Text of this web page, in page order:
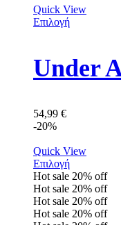
Quick View
Επιλογή
Under
54,99 €
-20%
Quick View
Επιλογή
Hot sale 20% off
Hot sale 20% off
Hot sale 20% off
Hot sale 20% off